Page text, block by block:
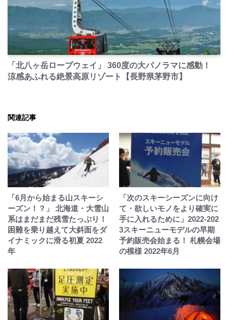
PR
「北八ヶ岳ロープウェイ」 360度の大パノラマに感動！
涼感あふれる絶景高原リゾート【長野県茅野市】
関連記事
「6月から始まる山スキーシ
ーズン！？」 北海道・大雪山
系はまだまだ残雪たっぷり！
困難を乗り越えて大斜面をダ
イナミックに滑る初夏 2022
年
「次のスキーシーズンに向け
て・欲しいモノをより確実に
手に入れるために」2022-202
3スキーニューモデルの早期
予約販売会始まる！ 札幌会場
の模様 2022年6月